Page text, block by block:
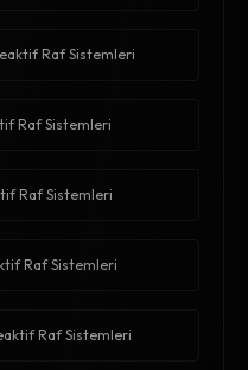
Raf Sistemleri
Raf Sistemleri
Raf Sistemleri
Raf Sistemleri
Raf Sistemleri